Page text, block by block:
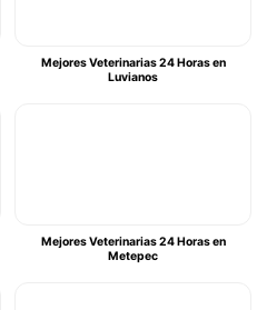
Mejores Veterinarias 24 Horas en
Luvianos
Mejores Veterinarias 24 Horas en
Metepec